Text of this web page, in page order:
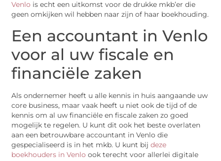
Venlo is echt een uitkomst voor de drukke mkb’er die
geen omkijken wil hebben naar zijn of haar boekhouding.
Een accountant in Venlo
voor al uw fiscale en
financiële zaken
Als ondernemer heeft u alle kennis in huis aangaande uw
core business, maar vaak heeft u niet ook de tijd of de
kennis om al uw financiële en fiscale zaken zo goed
mogelijk te regelen. U kunt dit ook het beste overlaten
aan een betrouwbare accountant in Venlo die
gespecialiseerd is in het mkb. U kunt bijdeze
boekhouders in Venlo ook terecht voor allerlei digitale